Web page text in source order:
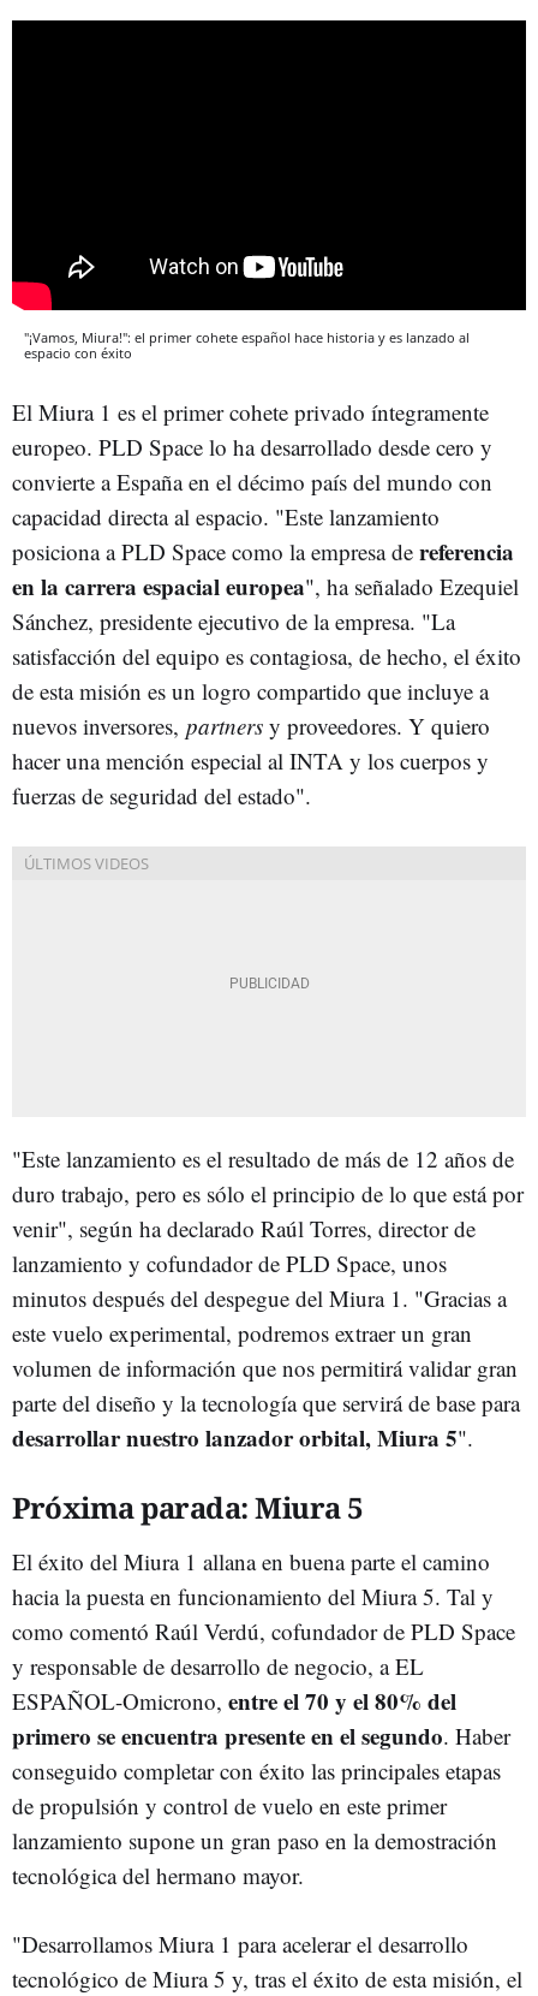
"¡Vamos, Miura!": el primer cohete español hace historia y es lanzado al
espacio con éxito
El Miura 1 es el primer cohete privado íntegramente
europeo. PLD Space lo ha desarrollado desde cero y
convierte a España en el décimo país del mundo con
capacidad directa al espacio. "Este lanzamiento
posiciona a PLD Space como la empresa de referencia
en la carrera espacial europea", ha señalado Ezequiel
Sánchez, presidente ejecutivo de la empresa. "La
satisfacción del equipo es contagiosa, de hecho, el éxito
de esta misión es un logro compartido que incluye a
nuevos inversores, partners y proveedores. Y quiero
hacer una mención especial al INTA y los cuerpos y
fuerzas de seguridad del estado".
"Este lanzamiento es el resultado de más de 12 años de
duro trabajo, pero es sólo el principio de lo que está por
venir", según ha declarado Raúl Torres, director de
lanzamiento y cofundador de PLD Space, unos
minutos después del despegue del Miura 1. "Gracias a
este vuelo experimental, podremos extraer un gran
volumen de información que nos permitirá validar gran
parte del diseño y la tecnología que servirá de base para
desarrollar nuestro lanzador orbital, Miura 5".
Próxima parada: Miura 5
El éxito del Miura 1 allana en buena parte el camino
hacia la puesta en funcionamiento del Miura 5. Tal y
como comentó Raúl Verdú, cofundador de PLD Space
y responsable de desarrollo de negocio, a EL
ESPAÑOL-Omicrono, entre el 70 y el 80% del
primero se encuentra presente en el segundo. Haber
conseguido completar con éxito las principales etapas
de propulsión y control de vuelo en este primer
lanzamiento supone un gran paso en la demostración
tecnológica del hermano mayor.
"Desarrollamos Miura 1 para acelerar el desarrollo
tecnológico de Miura 5 y, tras el éxito de esta misión, el